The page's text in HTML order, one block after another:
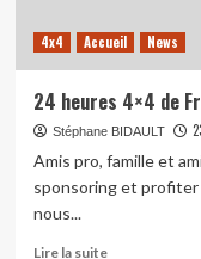
4x4 Accueil News
24 heures 4×4 de
Stéphane BIDAULT
Amis pro, famille et
sponsoring et profiter
nous...
Lire la suiteEn